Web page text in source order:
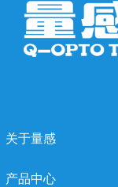
关于量感
产品中心